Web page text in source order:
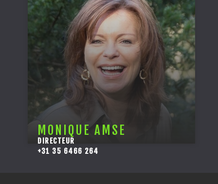
MONIQUE AMSE
DIRECTEUR
+31 35 6466 264